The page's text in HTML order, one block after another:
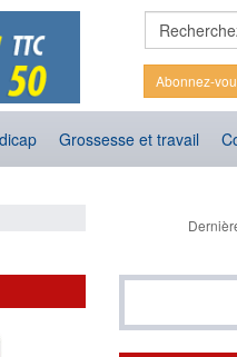
Abonnez-
Grossesse et travail